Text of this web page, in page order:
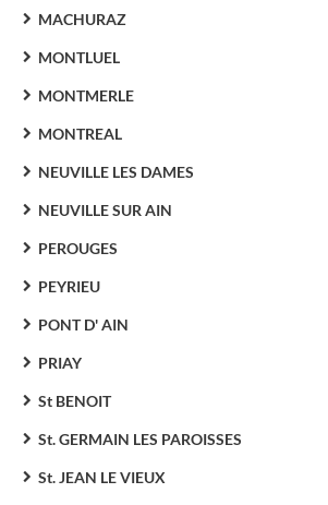
MACHURAZ
MONTLUEL
MONTMERLE
MONTREAL
NEUVILLE LES DAMES
NEUVILLE SUR AIN
PEROUGES
PEYRIEU
PONT D' AIN
PRIAY
St BENOIT
St. GERMAIN LES PAROISSES
St. JEAN LE VIEUX